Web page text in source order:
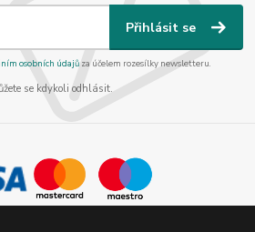
Přihlásit se
osobních údajůza účelem rozesílky newsletteru.
se kdykoli odhlásit.